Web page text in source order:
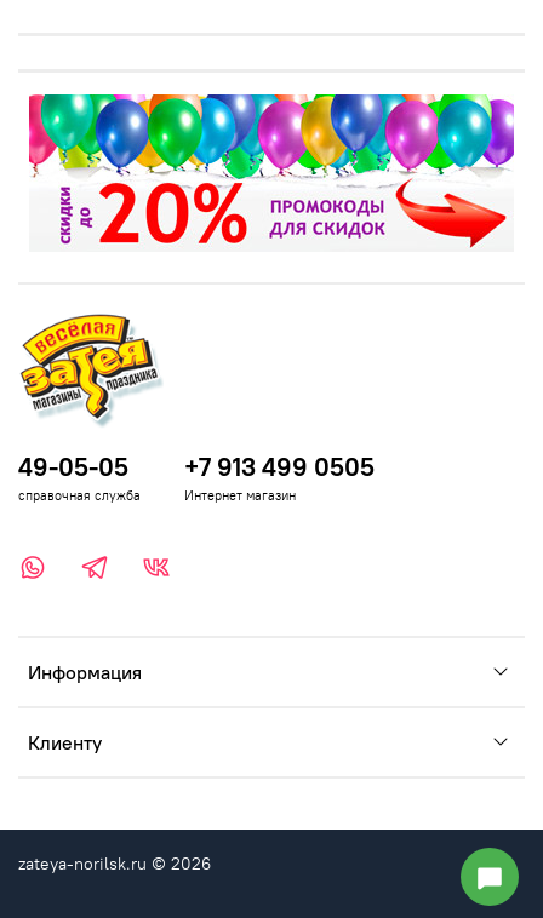
Информация
Клиенту
49-05-05
справочная служба
+7 913 499 0505
Интернет магазин
zateya-norilsk.ru © 2026